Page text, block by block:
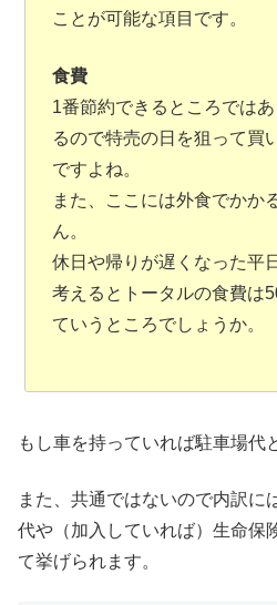
ことが可能な項目です。
食費
1番節約できるところでは
るので特売の日を狙って買
ですよね。
また、ここには外食でかか
ん。
休日や帰りが遅くなった平
考えるとトータルの食費は
ていうところでしょうか。
もし車を持っていれば駐車場代
また、共通ではないので内訳に
代や（加入していれば）生命保
て挙げられます。